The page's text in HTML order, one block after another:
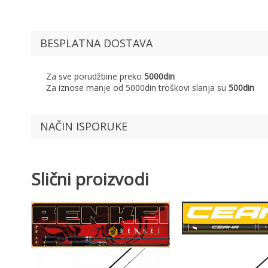
BESPLATNA DOSTAVA
Za sve porudžbine preko 5000din
Za iznose manje od 5000din troškovi slanja su 500din
NAČIN ISPORUKE
Slični proizvodi